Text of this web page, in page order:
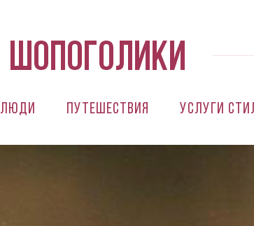
Люди Путешествия Услуги